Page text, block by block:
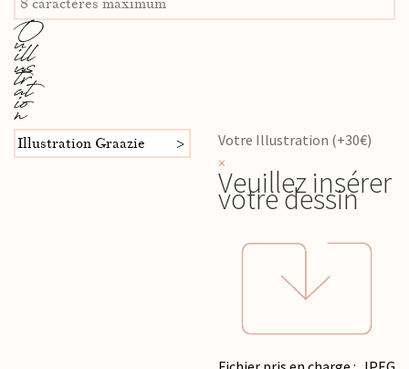
O
u
ill
us
tr
at
io
n
Illustration Graazie
Votre Illustration (+30€)
×
Veuillez insérer
votre dessin